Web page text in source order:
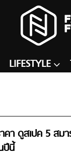
LIFESTYLE
คา ดูสเปค 5 สมา
ปีนี้